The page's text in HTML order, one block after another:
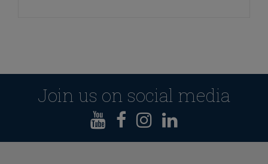
Join us on social media